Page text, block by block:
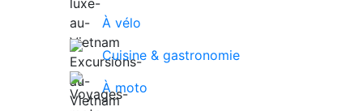
À vélo
Cuisine & gastronomie
À moto